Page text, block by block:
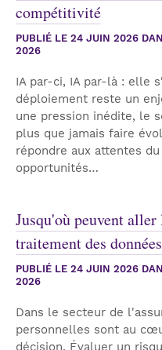
compétitivité
PUBLIÉ LE 24 JUIN 2026
2026
IA par-ci, IA par-là : elle
déploiement reste un
une pression inédite, le
plus que jamais faire
répondre aux attentes
opportunités…
Jusqu'où peuvent aller
traitement des
PUBLIÉ LE 24 JUIN 2026
2026
Dans le secteur de
personnelles sont au
décision. Évaluer un